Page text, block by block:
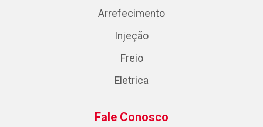
Arrefecimento
Injeção
Freio
Eletrica
Fale Conosco